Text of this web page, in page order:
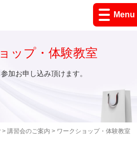
Menu
> 講習会のご案内 > ワークショップ・体験教室
ップ・体験教室
加お申し込み頂けます。